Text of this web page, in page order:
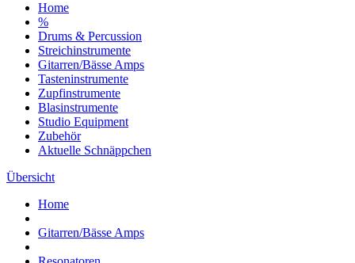
Home
%
Drums & Percussion
Streichinstrumente
Gitarren/Bässe Amps
Tasteninstrumente
Zupfinstrumente
Blasinstrumente
Studio Equipment
Zubehör
Aktuelle Schnäppchen
Übersicht
Home
Gitarren/Bässe Amps